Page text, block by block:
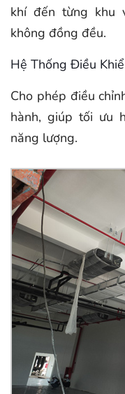
khí đến từng khu
không đồng đều.
Hệ Thống Điều
Cho phép điều
hành, giúp tối ưu
năng lượng.